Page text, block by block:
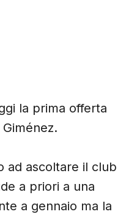
la prima offerta
ad ascoltare il club
a priori a una
a gennaio ma la